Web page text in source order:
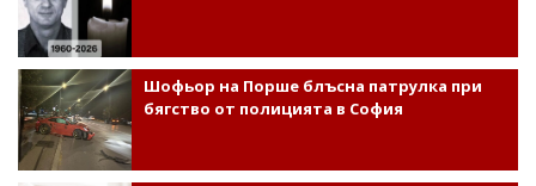
Шофьор на Порше блъсна патрулка при
бягство от полицията в София